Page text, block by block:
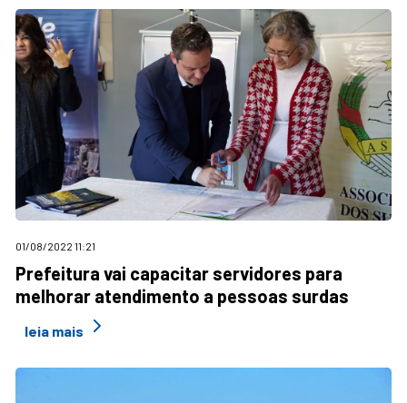
01/08/2022 11:21
Prefeitura vai capacitar servidores para
melhorar atendimento a pessoas surdas
leia mais